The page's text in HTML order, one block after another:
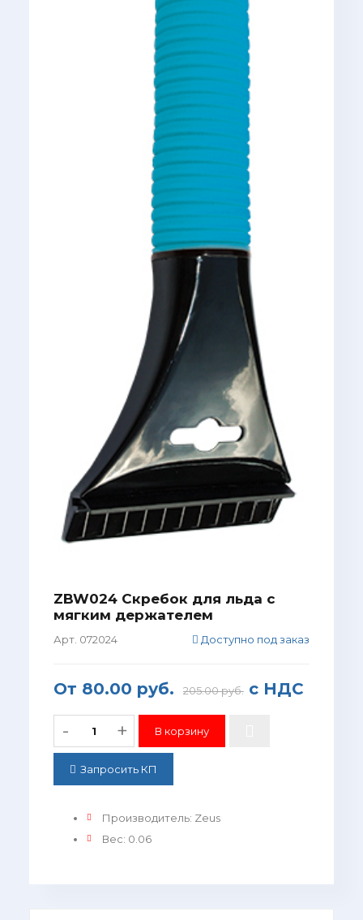
ZBW024 Скребок для льда с
мягким держателем
Арт. 072024 Доступно под заказ
От 80.00 руб. 205.00 руб.с НДС
- +
Запросить КП
Производитель: Zeus
Вес: 0.06